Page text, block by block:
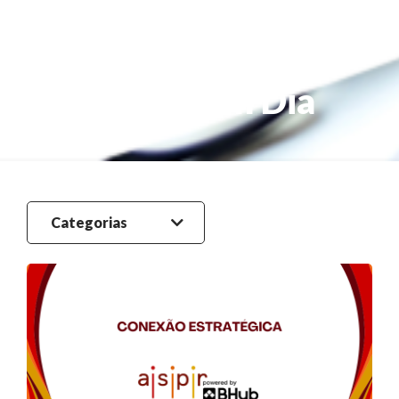
Blog ASPR Em Dia
Categorias